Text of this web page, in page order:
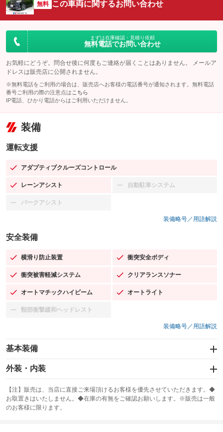
無料 この車両に関するお問い合わせ
まずは在庫確認・見積り依頼
無料電話でお問い合わせ
お気軽にどうぞ。問合せ後に何度もご連絡が届くことはありません。 メールア
ドレスは販売店に公開されません。
※無料電話をご利用の場合は、販売店へお客様の電話番号が通知されます。無料電話
番号ご利用の際の注意点は こちら
IP電話、ひかり電話からはご利用いただけません。
装備
運転支援
アダプティブクルーズコントロール
：装備あり
レーンアシスト
：装備あり 自動駐車システム
：装備なし
パークアシスト
：装備なし
装備略号／用語解説
安全装備
横滑り防止装置
：装備あり 衝突安全ボディ
：装備あり
衝突被害軽減システム
：装備あり クリアランスソナー
：装備あり
オートマチックハイビーム
：装備あり オートライト
：装備あり
頸部衝撃緩和ヘッドレスト
：装備なし
装備略号／用語解説
基本装備
エアバッグ：運転席/助手席/サイド
：装備あり
：装備なし
サンルーフ
：装備なし ABS
外装・内装
カーナビ：SDナビ
：装備あり
TV：フルセグ
：装備あり
【注】販売は、当店に直接ご来場頂けるお客様を優先させていただきます。◆
お取置きはいたしません。◆在庫の有無をご確認お願いします。※販売は一般
のお客様に限ります。